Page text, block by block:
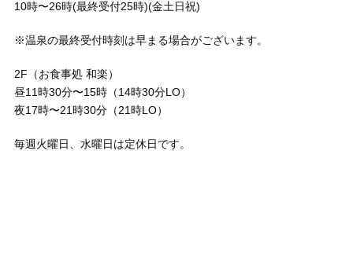
10時〜26時(最終受付25時)(金土日祝)
※温泉の最終受付時刻は早まる場合がございます。
2F（お食事処 和楽）
昼11時30分〜15時（14時30分LO）
夜17時〜21時30分（21時LO）
毎週火曜日、水曜日は定休日です。